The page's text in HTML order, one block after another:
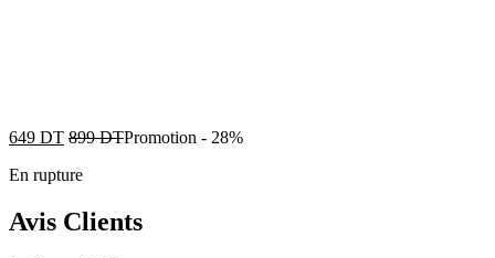
649 DT 899DTPromotion - 28%
En rupture
Avis Clients